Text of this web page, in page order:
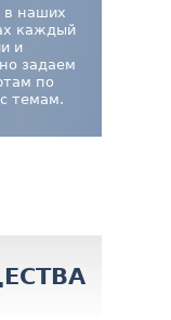
в наших
каждый
и
задаем
по
темам.